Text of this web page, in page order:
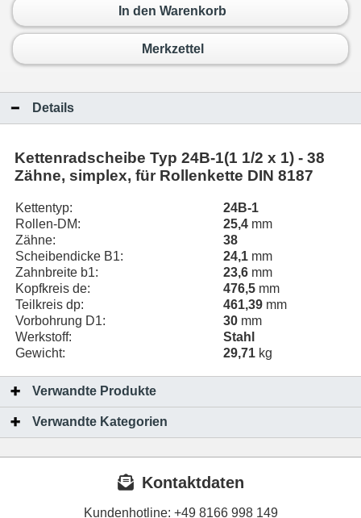
In den Warenkorb
Merkzettel
Details
Kettenradscheibe Typ 24B-1(1 1/2 x 1) - 38
Zähne, simplex, für Rollenkette DIN 8187
Kettentyp:
24B-1
Rollen-DM:
25,4 mm
Zähne:
38
Scheibendicke B1:
24,1 mm
Zahnbreite b1:
23,6 mm
Kopfkreis de:
476,5 mm
Teilkreis dp:
461,39 mm
Vorbohrung D1:
30 mm
Werkstoff:
Stahl
Gewicht:
29,71 kg
Verwandte Produkte
Verwandte Kategorien
Kontaktdaten
Kundenhotline: +49 8166 998 149